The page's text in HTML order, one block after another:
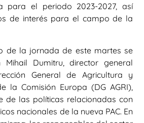
para el periodo 2023-2027, así
de interés para el campo de la
de la jornada de este martes se
Dumitru, director general
General de Agricultura y
la Comisión Europa (DG AGRI),
de las políticas relacionadas con
nacionales de la nueva PAC. En